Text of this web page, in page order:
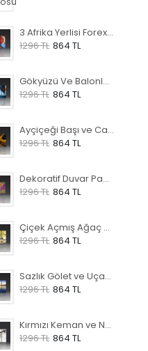
3 Afrika Yerlisi Forex Tablo
1296 TL 864 TL
Gökyüzü Ve Balonlar Desen Duvar Panosu
1296 TL 864 TL
Ayçiçeği Başı ve Cam Şişe Forex Tablo
1296 TL 864 TL
Dekoratif Duvar Panosu
1296 TL 864 TL
Çiçek Açmış Ağaç ve Kuş Forex Tablo
1296 TL 864 TL
Sazlık Gölet ve Uçan Kuşlar Forex Tablo
1296 TL 864 TL
Kırmızı Keman ve Notalar Forex Tablo
1296 TL 864 TL